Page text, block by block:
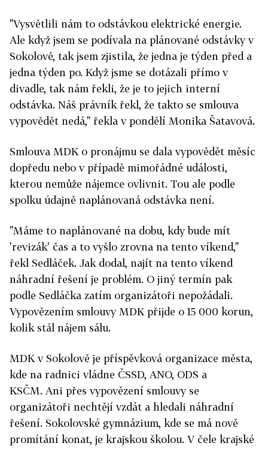
"Vysvětlili nám to odstávkou elektrické energie.
Ale když jsem se podívala na plánované odstávky v
Sokolově, tak jsem zjistila, že jedna je týden před a
jedna týden po. Když jsme se dotázali přímo v
divadle, tak nám řekli, že je to jejich interní
odstávka. Náš právník řekl, že takto se smlouva
vypovědět nedá," řekla v pondělí Monika Šatavová.
Smlouva MDK o pronájmu se dala vypovědět měsíc
dopředu nebo v případě mimořádné události,
kterou nemůže nájemce ovlivnit. Tou ale podle
spolku údajně naplánovaná odstávka není.
"Máme to naplánované na dobu, kdy bude mít
'revizák' čas a to vyšlo zrovna na tento víkend,"
řekl Sedláček. Jak dodal, najít na tento víkend
náhradní řešení je problém. O jiný termín pak
podle Sedláčka zatím organizátoři nepožádali.
Vypovězením smlouvy MDK přijde o 15 000 korun,
kolik stál nájem sálu.
MDK v Sokolově je příspěvková organizace města,
kde na radnici vládne ČSSD, ANO, ODS a
KSČM. Ani přes vypovězení smlouvy se
organizátoři nechtějí vzdát a hledali náhradní
řešení. Sokolovské gymnázium, kde se má nově
promítání konat, je krajskou školou. V čele krajské